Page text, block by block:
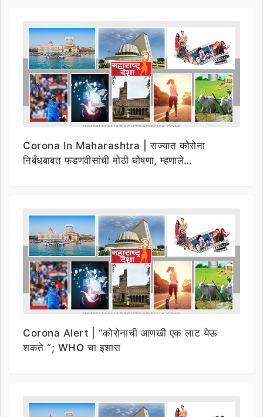
Corona In Maharashtra | राज्यात कोरोना
निर्बंधबाबत फडणवीसांची मोठी घोषणा, म्हणाले…
Corona Alert | “कोरोनाची आणखी एक लाट येऊ
शकते “; WHO चा इशारा